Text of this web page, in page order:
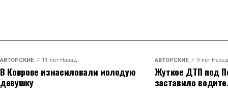
АВТОРСКИЕ 11 лет Назад
В Коврове изнасиловали молодую
девушку
АВТОРСКИЕ 9 лет Назад
Жуткое ДТП под
заставило